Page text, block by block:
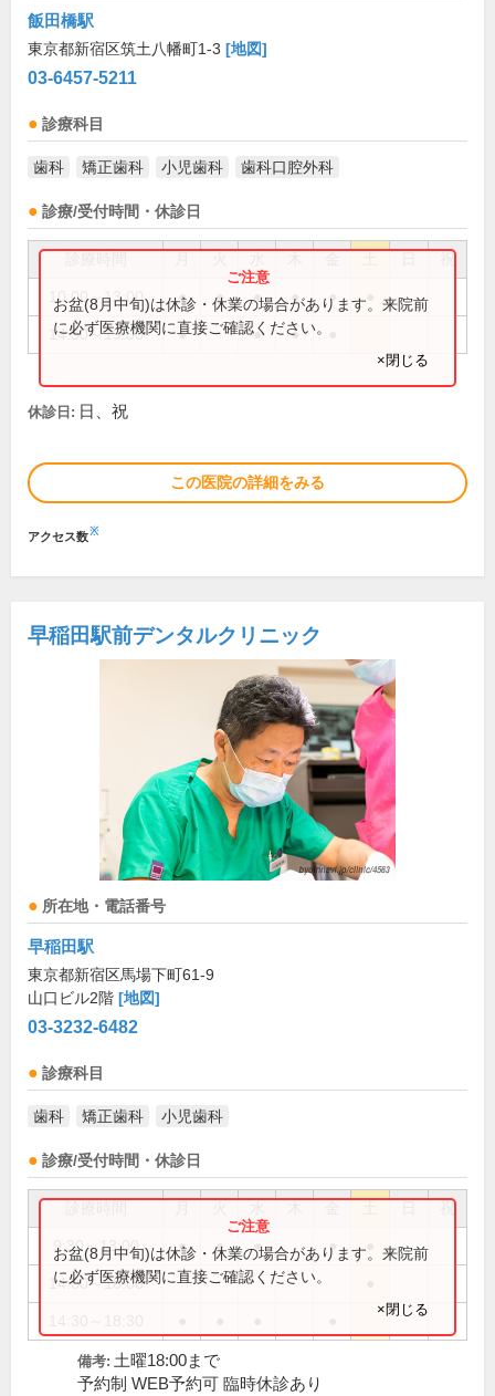
飯田橋駅
東京都新宿区筑土八幡町1-3 [地図]
03-6457-5211
診療科目
歯科 矯正歯科 小児歯科 歯科口腔外科
診療/受付時間・休診日
祝
10:00～13:00 ● ● ● ● ●
14:30～19:00 ● ● ●
お盆(8月中旬)は休診・休業の場合があります。来院前
に必ず医療機関に直接ご確認ください。
×閉じる
休診日: 日、祝
この医院の詳細をみる
アクセス数※
早稲田駅前デンタルクリニック
所在地・電話番号
早稲田駅
東京都新宿区馬場下町61-9
山口ビル2階 [地図]
03-3232-6482
診療科目
歯科 矯正歯科 小児歯科
診療/受付時間・休診日
祝
9:30～13:00 ● ● ● ●
14:00～18:00
お盆(8月中旬)は休診・休業の場合があります。来院前
に必ず医療機関に直接ご確認ください。
×閉じる
備考: 土曜18:00まで
予約制 WEB予約可 臨時休診あり